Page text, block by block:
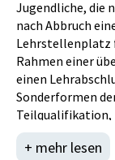
Jugendliche, die
nach Abbruch
Lehrstellenplatz
Rahmen einer
einen
Sonderformen
Teilqualifikation,
Behinderten die
Zur
+ mehr lesen